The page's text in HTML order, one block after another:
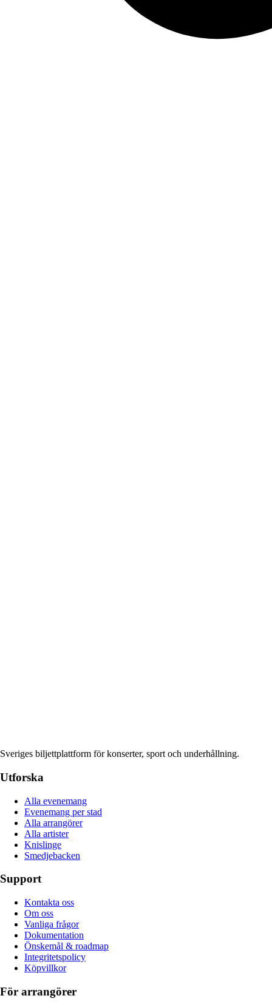
Sveriges biljettplattform för konserter, sport och underhållning.
Utforska
Alla evenemang
Evenemang per stad
Alla arrangörer
Alla artister
Knislinge
Smedjebacken
Support
Kontakta oss
Om oss
Vanliga frågor
Dokumentation
Önskemål & roadmap
Integritetspolicy
Köpvillkor
För arrangörer